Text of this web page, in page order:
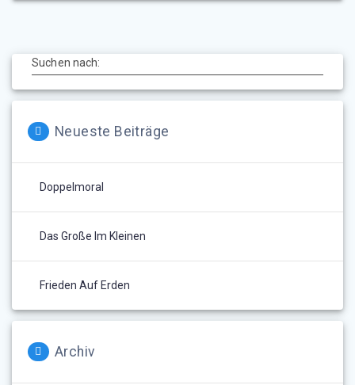
Suchen nach:
Neueste Beiträge
Doppelmoral
Das Große Im Kleinen
Frieden Auf Erden
Archiv